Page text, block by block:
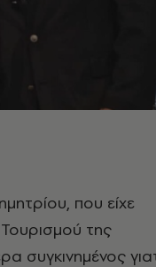
που είχε
της
συγκινημένος